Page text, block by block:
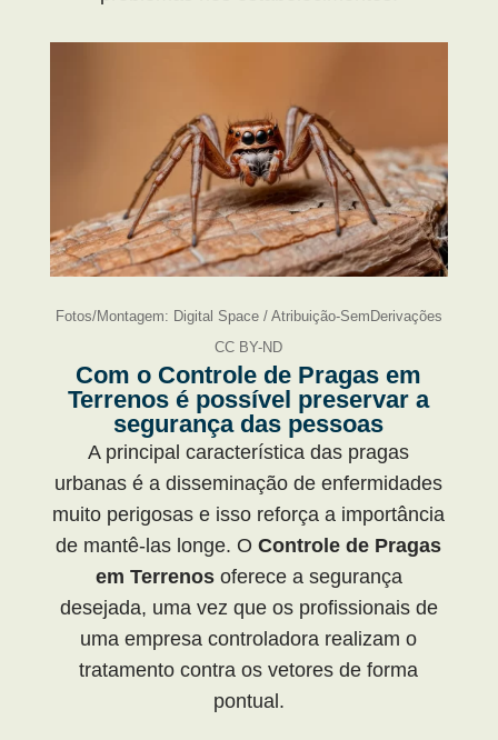
Fotos/Montagem: Digital Space / Atribuição-SemDerivações
CC BY-ND
Com o Controle de Pragas em
Terrenos é possível preservar a
segurança das pessoas
A principal característica das pragas
urbanas é a disseminação de enfermidades
muito perigosas e isso reforça a importância
de mantê-las longe. OControle de Pragas
em Terrenosoferece a segurança
desejada, uma vez que os profissionais de
uma empresa controladora realizam o
tratamento contra os vetores de forma
pontual.